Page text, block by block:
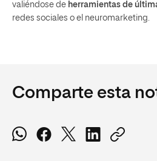
valiéndose de herramientas de
redes sociales o el neuromarketing.
Comparte esta